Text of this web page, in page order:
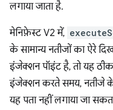
लगाया जाता है.
मेनिफ़ेस्ट V2 में,
के सामान्य नतीजों का ऐरे
इंजेक्शन पॉइंट है, तो यह
इंजेक्शन करते समय, नतीजे के
यह पता नहीं लगाया जा